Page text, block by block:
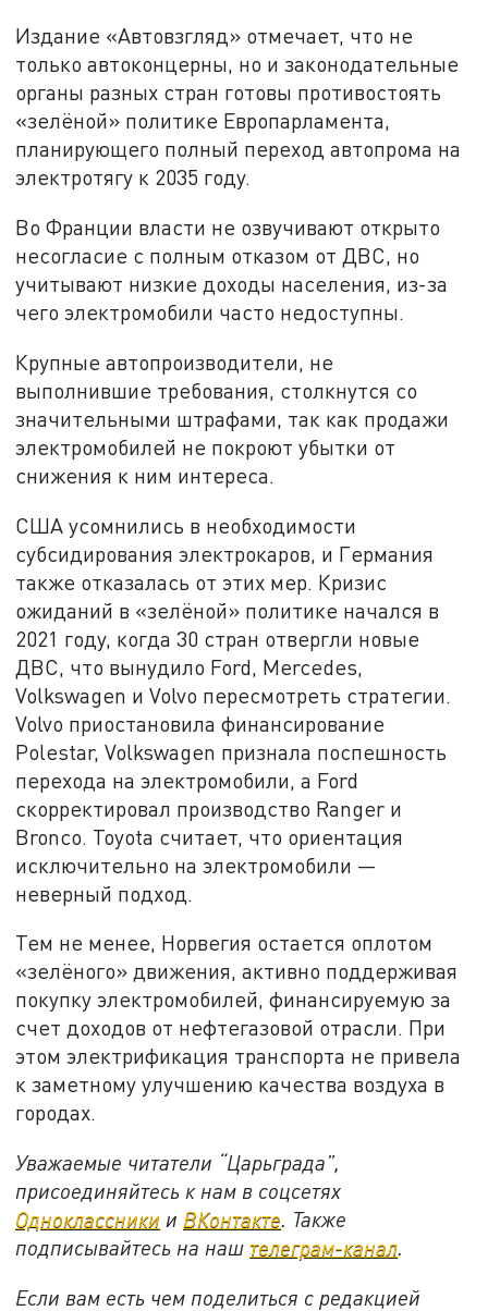
Издание «Автовзгляд» отмечает, что не
только автоконцерны, но и законодательные
органы разных стран готовы противостоять
«зелёной» политике Европарламента,
планирующего полный переход автопрома на
электротягу к 2035 году.
Во Франции власти не озвучивают открыто
несогласие с полным отказом от ДВС, но
учитывают низкие доходы населения, из-за
чего электромобили часто недоступны.
Крупные автопроизводители, не
выполнившие требования, столкнутся со
значительными штрафами, так как продажи
электромобилей не покроют убытки от
снижения к ним интереса.
США усомнились в необходимости
субсидирования электрокаров, и Германия
также отказалась от этих мер. Кризис
ожиданий в «зелёной» политике начался в
2021 году, когда 30 стран отвергли новые
ДВС, что вынудило Ford, Mercedes,
Volkswagen и Volvo пересмотреть стратегии.
Volvo приостановила финансирование
Polestar, Volkswagen признала поспешность
перехода на электромобили, а Ford
скорректировал производство Ranger и
Bronco. Toyota считает, что ориентация
исключительно на электромобили —
неверный подход.
Тем не менее, Норвегия остается оплотом
«зелёного» движения, активно поддерживая
покупку электромобилей, финансируемую за
счет доходов от нефтегазовой отрасли. При
этом электрификация транспорта не привела
к заметному улучшению качества воздуха в
городах.
Уважаемые читатели “Царьграда”,
присоединяйтесь к нам в соцсетях
Одноклассники и ВКонтакте. Также
подписывайтесь на наш телеграм-канал.
Если вам есть чем поделиться с редакцией